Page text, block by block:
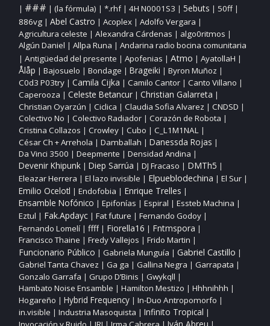
| ### | (la fórmula) | *.rhf| 4H N0001S3 | 5ebuts | 50ff|
886vg| Abel Castro | Acoplex| Adolfo Vergara |
Agricultura celeste | Alexandra Cárdenas | algo0ritmos |
Algún Daniel | Allpa Runa | Andarina radio bocina comunitaria
| Antigüedad del presente | Apofenias | Atmo | AyatollaH |
Ålåp | Bajosuelo | Bondage | Brageiki | Byron Muñoz |
C0d3 P03try| Camila Cijka | Camilo Cantor| Canto Villano |
Caperooza | Celeste Betancur| Christian Galarreta |
Christian Oyarzún | Ciclica | Claudia Sofia Alvarez | CNDSD |
Colectivo No | Colectivo Radiador| Corazón de Robota |
Cristina Collazos | Crowley| Cubo | C_L1M1NAL |
César Ch + Arrehola | Damballah | Danessda Rojas |
Da Vinci 3500 | Deepmente | Densidad Andina |
Devenir Khipunk| Diep Sarrúa | DJ Fracaso | DMTh5 |
Eleazar Herrera | El lazo invisible | Elpueblodechina | El Sur|
Emilio Ocelotl | Endofobia | Enrique Trelles |
Ensamble Nofónico | Epifonías | Espiral | Essteb Machina |
Eztul | Fak.Apdayc| Fat future | Fernando Godoy|
Fernando Lomelí| ffff| Fiorella16 | Fntmspora |
Francisco Thaine | Fredy Vallejos | Frido Martin |
Funcionario Público | Gabriela Munguía | Gabriel Castillo |
Gabriel Tanta Chavez | Ga ga | Gallina Negra | Garrapata |
Gonzalo Garrafa | Grupo D’Binis | Gwykqll |
Hambato Noise Ensamble | Hamilton Mestizo | Hhhnihhh |
Hogareño | Hybrid Frequency| In‑Duo Antropomorfo |
in.visible | Industria Masoquista | Infinito Tropical |